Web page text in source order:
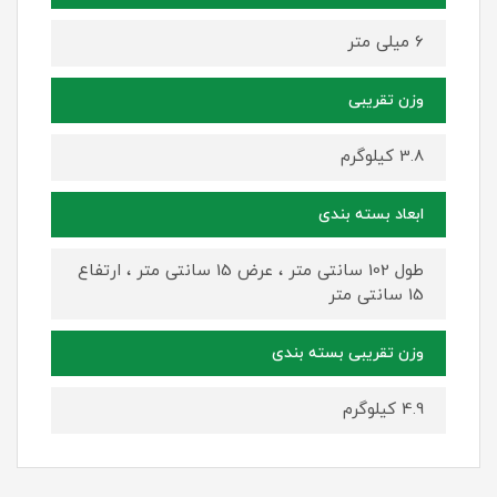
6 میلی متر
وزن تقریبی
3.8 کیلوگرم
ابعاد بسته بندی
طول 102 سانتی متر ، عرض 15 سانتی متر ، ارتفاع
15 سانتی متر
وزن تقریبی بسته بندی
4.9 کیلوگرم